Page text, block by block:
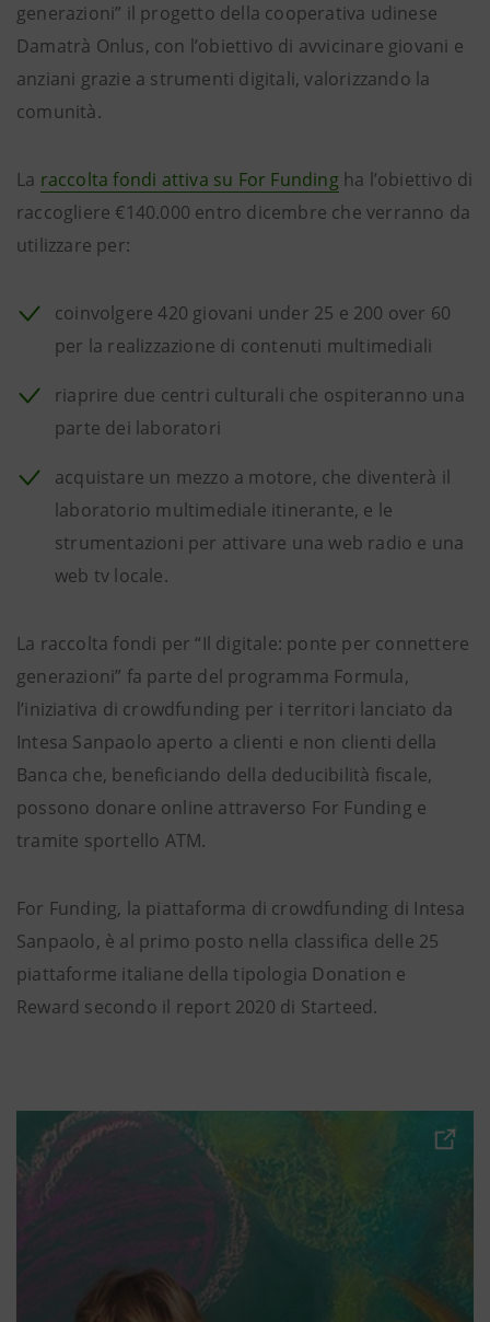
generazioni” il progetto della cooperativa udinese
Damatrà Onlus, con l’obiettivo di avvicinare giovani e
anziani grazie a strumenti digitali, valorizzando la
comunità.
La raccolta fondi attiva su For Fundingha l’obiettivo di
raccogliere €140.000 entro dicembre che verranno da
utilizzare per:
coinvolgere 420 giovani under 25 e 200 over 60
per la realizzazione di contenuti multimediali
riaprire due centri culturali che ospiteranno una
parte dei laboratori
acquistare un mezzo a motore, che diventerà il
laboratorio multimediale itinerante, e le
strumentazioni per attivare una web radio e una
web tv locale.
La raccolta fondi per “Il digitale: ponte per connettere
generazioni” fa parte del programma Formula,
l’iniziativa di crowdfunding per i territori lanciato da
Intesa Sanpaolo aperto a clienti e non clienti della
Banca che, beneficiando della deducibilità fiscale,
possono donare online attraverso For Funding e
tramite sportello ATM.
For Funding, la piattaforma di crowdfunding di Intesa
Sanpaolo, è al primo posto nella classifica delle 25
piattaforme italiane della tipologia Donation e
Reward secondo il report 2020 di Starteed.